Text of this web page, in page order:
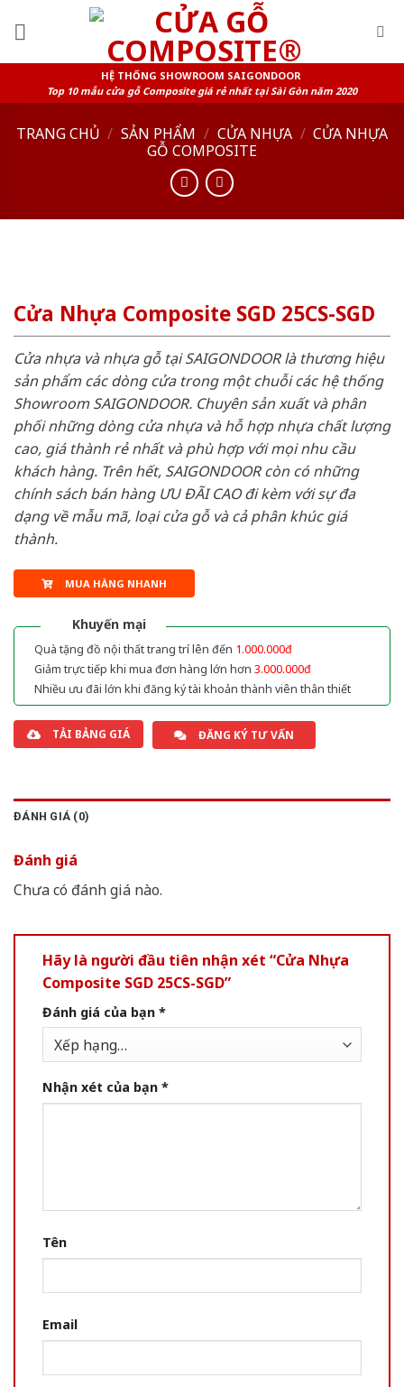
HỆ THỐNG SHOWROOM SAIGONDOOR
Top 10 mẫu cửa gỗ Composite giá rẻ nhất tại Sài Gòn năm 2020
TRANG CHỦ / SẢN PHẨM / CỬA NHỰA / CỬA NHỰA
GỖ COMPOSITE
Cửa Nhựa Composite SGD 25CS-SGD
Cửa nhựa và nhựa gỗ tại SAIGONDOOR là thương hiệu
sản phẩm các dòng cửa trong một chuỗi các hệ thống
Showroom SAIGONDOOR. Chuyên sản xuất và phân
phối những dòng cửa nhựa và hỗ hợp nhựa chất lượng
cao, giá thành rẻ nhất và phù hợp với mọi nhu cầu
khách hàng. Trên hết, SAIGONDOOR còn có những
chính sách bán hàng ƯU ĐÃI CAO đi kèm với sự đa
dạng về mẫu mã, loại cửa gỗ và cả phân khúc giá
thành.
MUA HÀNG NHANH
Khuyến mại
Quà tặng đồ nội thất trang trí lên đến 1.000.000đ
Giảm trực tiếp khi mua đơn hàng lớn hơn 3.000.000đ
Nhiều ưu đãi lớn khi đăng ký tài khoản thành viên thân thiết
TẢI BẢNG GIÁ ĐĂNG KÝ TƯ VẤN
ĐÁNH GIÁ (0)
Đánh giá
Chưa có đánh giá nào.
Hãy là người đầu tiên nhận xét “Cửa Nhựa
Composite SGD 25CS-SGD”
Đánh giá của bạn *
Nhận xét của bạn *
Tên
Email